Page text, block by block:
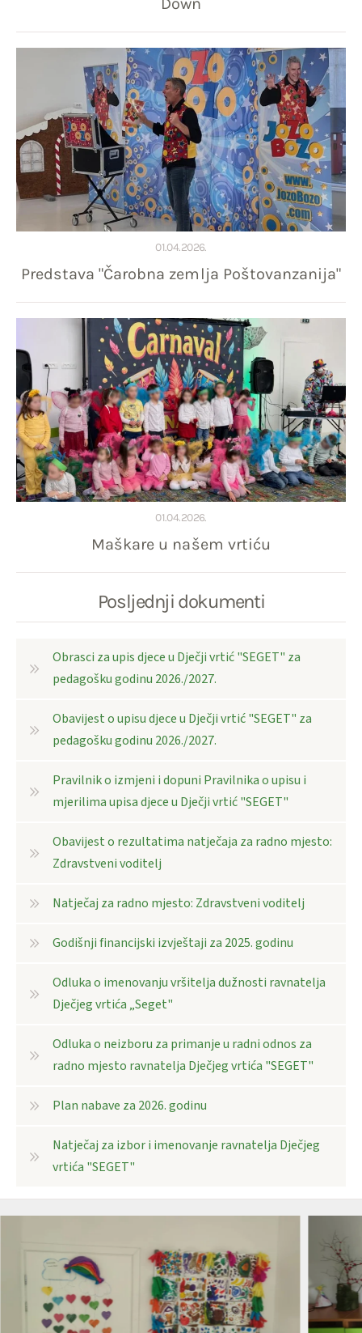
Down
01.04.2026.
Predstava "Čarobna zemlja Poštovanzanija"
01.04.2026.
Maškare u našem vrtiću
Posljednji dokumenti
Obrasci za upis djece u Dječji vrtić "SEGET" za
pedagošku godinu 2026./2027.
Obavijest o upisu djece u Dječji vrtić "SEGET" za
pedagošku godinu 2026./2027.
Pravilnik o izmjeni i dopuni Pravilnika o upisu i
mjerilima upisa djece u Dječji vrtić "SEGET"
Obavijest o rezultatima natječaja za radno mjesto:
Zdravstveni voditelj
Natječaj za radno mjesto: Zdravstveni voditelj
Godišnji financijski izvještaji za 2025. godinu
Odluka o imenovanju vršitelja dužnosti ravnatelja
Dječjeg vrtića „Seget"
Odluka o neizboru za primanje u radni odnos za
radno mjesto ravnatelja Dječjeg vrtića "SEGET"
Plan nabave za 2026. godinu
Natječaj za izbor i imenovanje ravnatelja Dječjeg
vrtića "SEGET"